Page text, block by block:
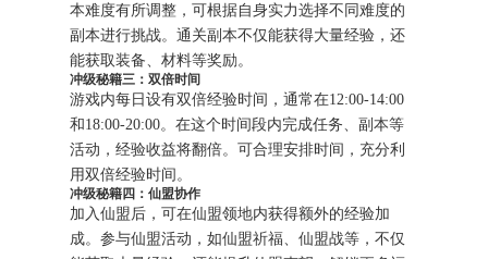
本难度有所调整，可根据自身实力选择不同难度的
副本进行挑战。通关副本不仅能获得大量经验，还
能获取装备、材料等奖励。
冲级秘籍三：双倍时间
游戏内每日设有双倍经验时间，通常在12:00-14:00
和18:00-20:00。在这个时间段内完成任务、副本等
活动，经验收益将翻倍。可合理安排时间，充分利
用双倍经验时间。
冲级秘籍四：仙盟协作
加入仙盟后，可在仙盟领地内获得额外的经验加
成。参与仙盟活动，如仙盟祈福、仙盟战等，不仅